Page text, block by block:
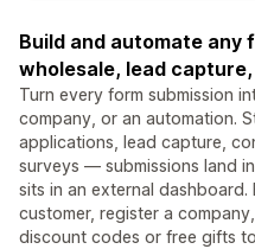
Build and automate
wholesale, lead
Turn every form submission
company, or an automation.
applications, lead capture,
surveys — submissions land
sits in an external
customer, register a
discount codes or free gifts